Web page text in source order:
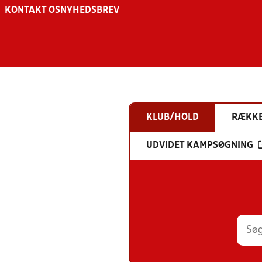
KONTAKT OS NYHEDSBREV
KLUB/HOLD
UDVIDET KAMPSØGNING